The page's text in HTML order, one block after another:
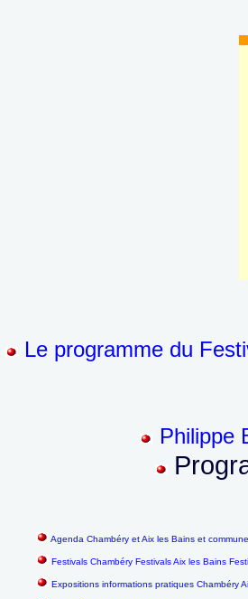
Le programme du
Philippe
Agenda Chambéry et Aix les Bains et
Festivals Chambéry Festivals Aix les Bains
Expositions informations pratiques Chambéry